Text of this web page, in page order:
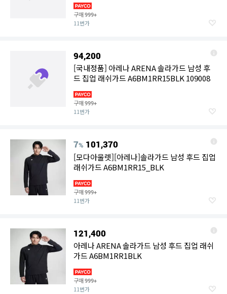
구매999+
11번가
94,200
[국내정품] 아레나 ARENA 솔라가드 남성 후
드 집업 래쉬가드 A6BM1RR15BLK 109008
구매999+
11번가
7% 101,370
[모다아울렛][아레나]솔라가드 남성 후드 집업
래쉬가드 A6BM1RR15_BLK
구매999+
11번가
121,400
아레나 ARENA 솔라가드 남성 후드 집업 래쉬
가드 A6BM1RR1BLK
구매999+
11번가